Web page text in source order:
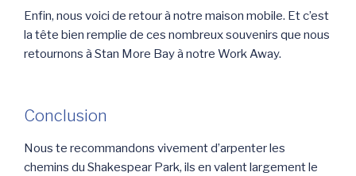
Enfin, nous voici de retour à notre maison mobile. Et c’est
la tête bien remplie de ces nombreux souvenirs que nous
retournons à Stan More Bay à notre Work Away.
Conclusion
Nous te recommandons vivement d’arpenter les
chemins du Shakespear Park, ils en valent largement le